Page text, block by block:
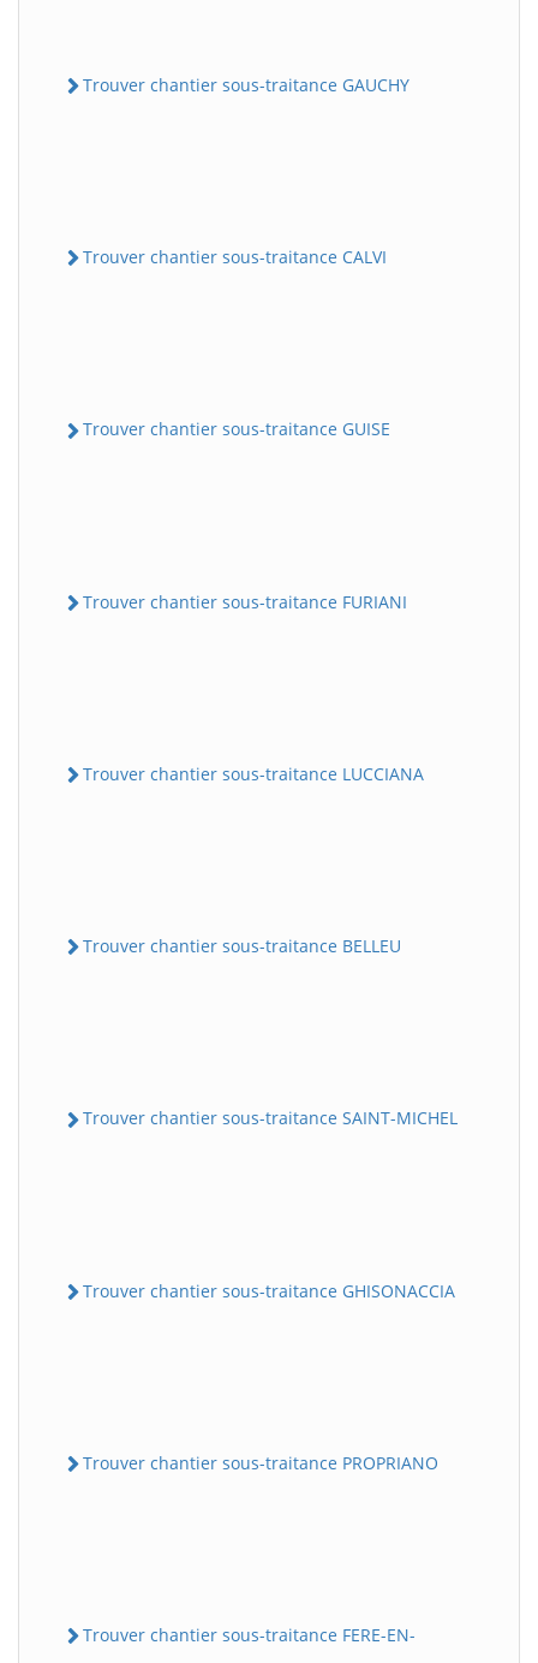
Trouver chantier sous-traitance GAUCHY
Trouver chantier sous-traitance CALVI
Trouver chantier sous-traitance GUISE
Trouver chantier sous-traitance FURIANI
Trouver chantier sous-traitance LUCCIANA
Trouver chantier sous-traitance BELLEU
Trouver chantier sous-traitance SAINT-MICHEL
Trouver chantier sous-traitance GHISONACCIA
Trouver chantier sous-traitance PROPRIANO
Trouver chantier sous-traitance FERE-EN-